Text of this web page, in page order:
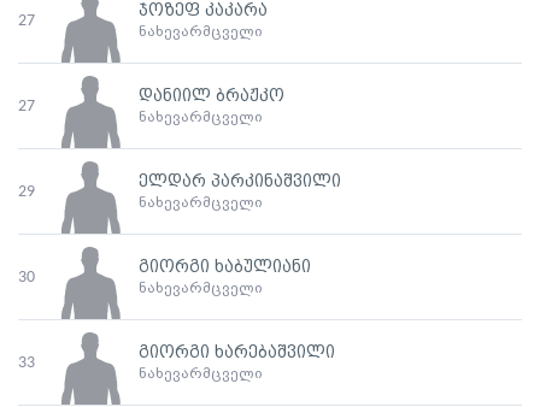
27
ჯოზეფ კაკარა
ნახევარმცველი
27
დანიილ ბრაჟკო
ნახევარმცველი
29
ელდარ პარკინაშვილი
ნახევარმცველი
30
გიორგი ხაბულიანი
ნახევარმცველი
33
გიორგი ხარებაშვილი
ნახევარმცველი